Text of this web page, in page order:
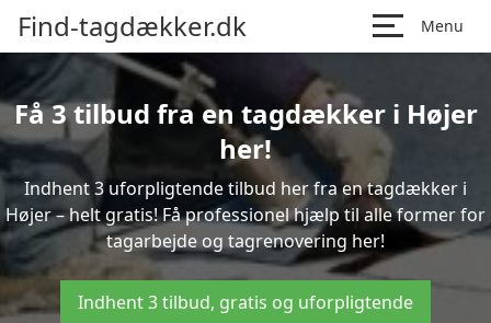
Find-tagdækker.dk Menu
Få 3 tilbud fra en tagdækker i Højer
her!
Indhent 3 uforpligtende tilbud her fra en tagdækker i
Højer – helt gratis! Få professionel hjælp til alle former for
tagarbejde og tagrenovering her!
Indhent 3 tilbud, gratis og uforpligtende